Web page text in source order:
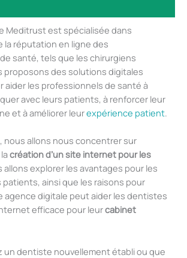
Meditrust est spécialisée dans
la réputation en ligne des
santé, tels que les chirurgiens
proposons des solutions digitales
aider les professionnels de santé à
avec leurs patients, à renforcer leur
et à améliorer leurexpérience patient.
nous allons nous concentrer sur
création d’un site internet pour les
allons explorer les avantages pour les
ainsi que les raisons pour
agence digitale peut aider les dentistes
efficace pour leurcabinet
un dentiste nouvellement établi ou que